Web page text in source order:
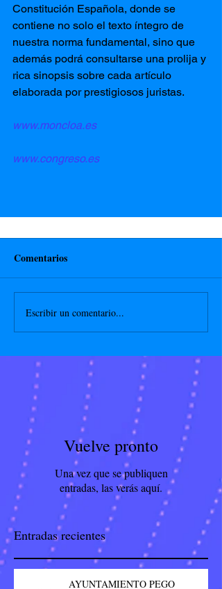
Constitución Española, donde se
contiene no solo el texto íntegro de
nuestra norma fundamental, sino que
además podrá consultarse una prolija y
rica sinopsis sobre cada artículo
elaborada por prestigiosos juristas.
www.moncloa.es
www.congreso.es
Comentarios
Escribir un comentario...
Vuelve pronto
Una vez que se publiquen
entradas, las verás aquí.
Entradas recientes
AYUNTAMIENTO PEGO